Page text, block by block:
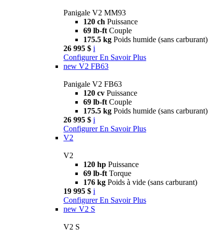
Panigale V2 MM93
120 ch Puissance
69 lb-ft Couple
175.5 kg Poids humide (sans carburant)
26 995 $ i
Configurer En Savoir Plus
new V2 FB63
Panigale V2 FB63
120 cv Puissance
69 lb-ft Couple
175.5 kg Poids humide (sans carburant)
26 995 $ i
Configurer En Savoir Plus
V2
V2
120 hp Puissance
69 lb-ft Torque
176 kg Poids à vide (sans carburant)
19 995 $ i
Configurer En Savoir Plus
new V2 S
V2 S